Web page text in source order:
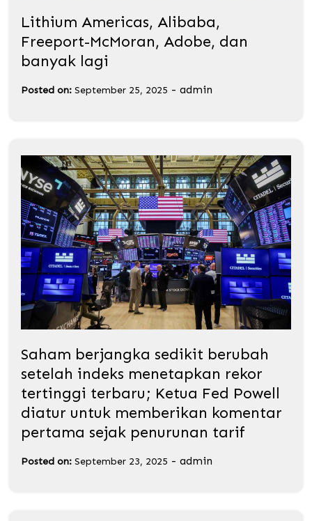
Lithium Americas, Alibaba,
Freeport-McMoran, Adobe, dan
banyak lagi
Posted on: September 25, 2025 - admin
Saham berjangka sedikit berubah
setelah indeks menetapkan rekor
tertinggi terbaru; Ketua Fed Powell
diatur untuk memberikan komentar
pertama sejak penurunan tarif
Posted on: September 23, 2025 - admin